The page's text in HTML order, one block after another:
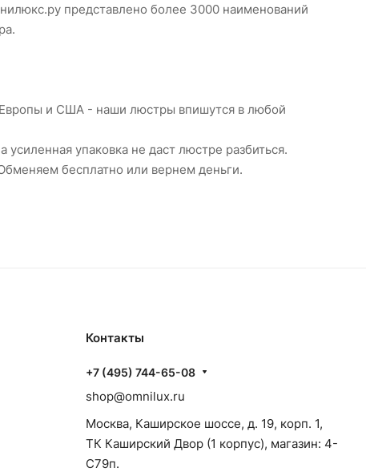
представлено более 3000 наименований
и США - наши люстры впишутся в любой
упаковка не даст люстре разбиться.
бесплатно или вернем деньги.
Контакты
+7 (495) 744-65-08
shop@omnilux.ru
Москва, Каширское шоссе, д. 19, корп. 1,
ТК Каширский Двор (1 корпус), магазин: 4-
C79п.